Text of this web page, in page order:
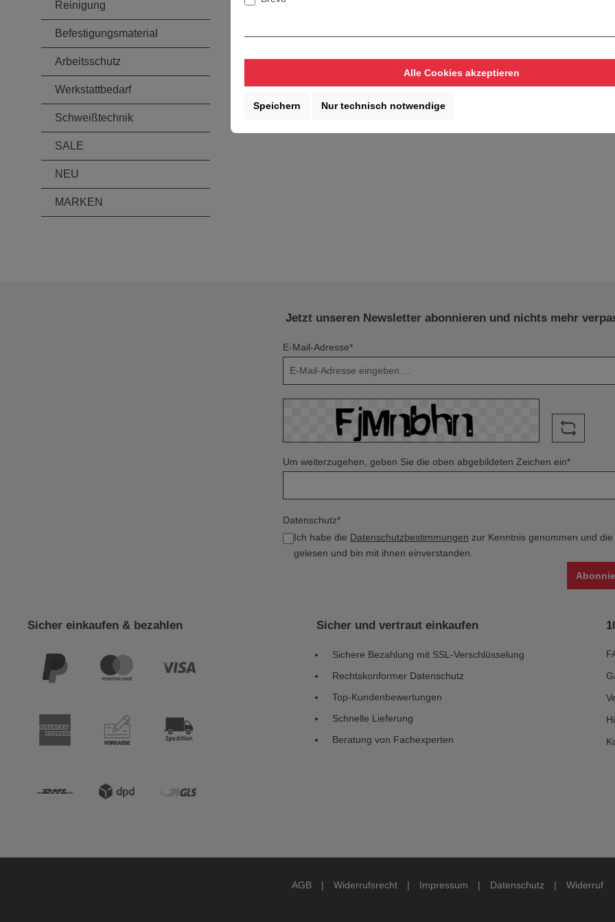
Reinigung
Befestigungsmaterial
Arbeitsschutz
Werkstattbedarf
Schweißtechnik
SALE
NEU
MARKEN
Jetzt unseren Newsletter abonnieren und nichts mehr
E-Mail-Adresse*
Um weiterzugehen, geben Sie die oben abgebildeten Zeichen ein*
Datenschutz*
Ich habe die Datenschutzbestimmungen zur Kenntnis genommen und die
gelesen und bin mit ihnen einverstanden.
Sicher einkaufen & bezahlen Sicher und vertraut einkaufen
Sichere Bezahlung mit SSL-Verschlüsselung
Rechtskonformer Datenschutz
Top-Kundenbewertungen
Schnelle Lieferung
Beratung von Fachexperten
AGB | Widerrufsrecht | Impressum | Datenschutz | Widerruf
Alle Cookies akzeptieren
Speichern Nur technisch notwendige